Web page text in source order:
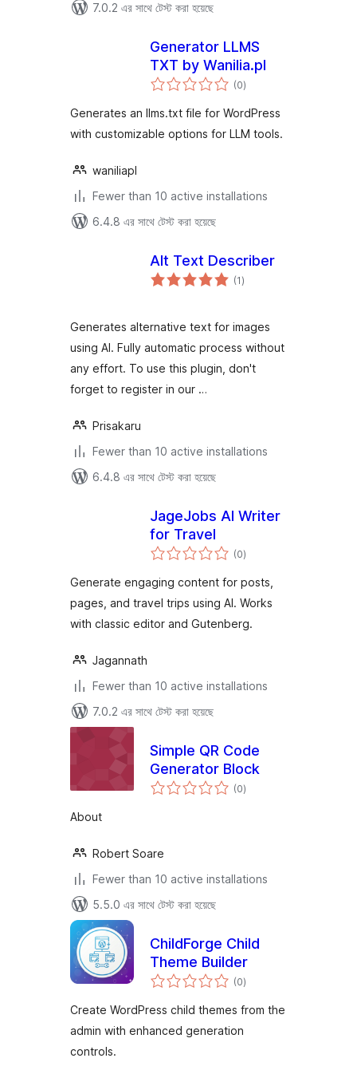
7.0.2 এর সাথে টেস্ট করা হয়েছে
Generator LLMS
TXT by Wanilia.pl
(0total
ratings
)
Generates an llms.txt file for WordPress
with customizable options for LLM tools.
waniliapl
Fewer than 10 active installations
6.4.8 এর সাথে টেস্ট করা হয়েছে
Alt Text Describer
(1total
ratings
)
Generates alternative text for images
using AI. Fully automatic process without
any effort. To use this plugin, don't
forget to register in our …
Prisakaru
Fewer than 10 active installations
6.4.8 এর সাথে টেস্ট করা হয়েছে
JageJobs AI Writer
for Travel
(0total
ratings
)
Generate engaging content for posts,
pages, and travel trips using AI. Works
with classic editor and Gutenberg.
Jagannath
Fewer than 10 active installations
7.0.2 এর সাথে টেস্ট করা হয়েছে
Simple QR Code
Generator Block
(0total
ratings
)
About
Robert Soare
Fewer than 10 active installations
5.5.0 এর সাথে টেস্ট করা হয়েছে
ChildForge Child
Theme Builder
(0total
ratings
)
Create WordPress child themes from the
admin with enhanced generation
controls.